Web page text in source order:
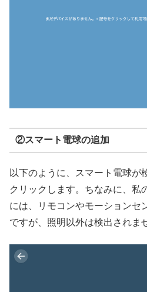
②スマート電球の追加
以下のように、スマート電球が
クリックします。ちなみに、私
には、リモコンやモーションセ
ですが、照明以外は検出されま